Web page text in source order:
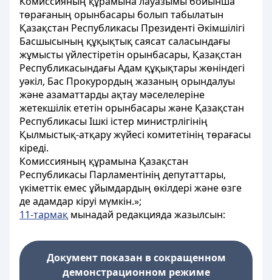
төрағаның орынбасары болып табылатын
Қазақстан Республикасы Президенті Әкімшілігі
Басшысының құқықтық саясат саласындағы
жұмысты үйлестіретін орынбасары, Қазақстан
Республикасындағы Адам құқықтары жөніндегі
уәкіл, Бас Прокурордың жазаның орындалуы
және азаматтарды ақтау мәселелеріне
жетекшілік ететін орынбасары және Қазақстан
Республикасы Ішкі істер министрлігінің
Қылмыстық-атқару жүйесі комитетінің төрағасы
кіреді.
Комиссияның құрамына Қазақстан
Республикасы Парламентінің депутаттары,
үкіметтік емес ұйымдардың өкілдері және өзге
де адамдар кіруі мүмкін.»;
11-тармақ мынадай редакцияда жазылсын:
Документ показан в сокращенном
демонстрационном режиме